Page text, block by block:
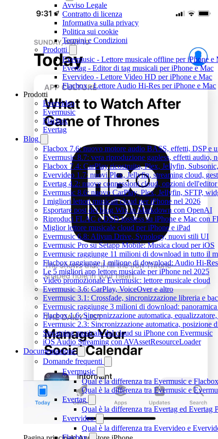
Avviso Legale
Contratto di licenza
Informativa sulla privacy
Politica sui cookie
Termini e Condizioni
Prodotti
Evermusic - Lettore musicale offline per iPhone e
Evertag - Editor di tag musicali per iPhone e Mac
Evervideo - Lettore Video HD per iPhone e Mac
Flacbox - Lettore Audio Hi-Res per iPhone e Mac
Prodotti
Evervideo
Evermusic
Flacbox
Evertag
Blog
Flacbox 7.6: nuovo motore audio BASS, effetti, DSP e
Evermusic 8.7: vera riproduzione gapless, effetti audio,
Flacbox 7.4: CarPlay ricostruito, Plex, Jellyfin,
Evervideo 1.7: nuovi Plex, Jellyfin, streaming cloud,
Evertag 4.2: nuove connessioni cloud, opzioni dell'editor
Evermusic 8.6: nuovo CarPlay, Plex, Jellyfin, SFTP,
I migliori lettori musicali cloud per iPhone nel 2026
Esportare post del blog Wix in Markdown con OpenAI
Riproduci FLAC e DSD lossless su iPhone e Mac con
Miglior lettore musicale cloud per iPhone e iPad
Evermusic 6.8: Aliyun Drive, Synology, nuovi stili UI
Evermusic Pro su Setapp Mobile: Musica cloud per iOS
Evermusic raggiunge 11 milioni di download in tutto il
Flacbox raggiunge 1 milione di download: Audio Hi-Res
Le 5 migliori app lettore musicale per iPhone nel 2025
Video promozionale Evermusic: lettore musicale cloud
Evermusic 3.6: CarPlay, VoiceOver e altro
Evermusic 3.1: Crossfade, sincronizzazione libreria e
Evermusic raggiunge 3 milioni di download:
Flacbox 1.6: Sincronizzazione automatica,
Evermusic 2.3: Sincronizzazione automatica, posizione
Streaming musicale dal cloud su iPhone con Evermusic
iOS Audio Streaming con AVAssetResourceLoader
Documentazione
Domande frequenti
Evermusic
Qual è la differenza tra Evermusic e Flacbox
Qual è la differenza tra Evermusic e
Evertag
Qual è la differenza tra Evertag ed Evertag
Evervideo
Qual è la differenza tra Evervideo e
Flacbox